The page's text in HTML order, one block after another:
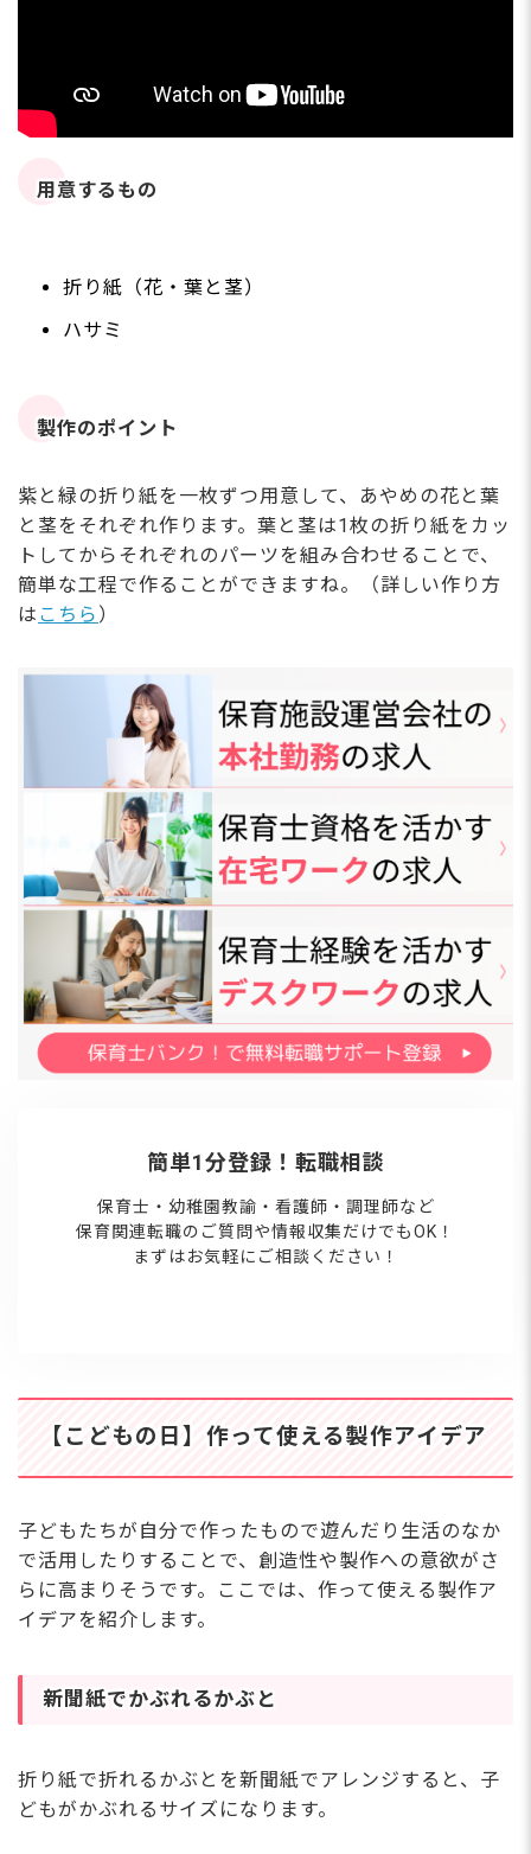
用意するもの
折り紙（花・葉と茎）
ハサミ
製作のポイント
紫と緑の折り紙を一枚ずつ用意して、あやめの花と葉
と茎をそれぞれ作ります。葉と茎は1枚の折り紙をカッ
トしてからそれぞれのパーツを組み合わせることで、
簡単な工程で作ることができますね。（詳しい作り方
は こちら ）
簡単1分登録！転職相談
保育士・幼稚園教諭・看護師・調理師など
保育関連転職のご質問や情報収集だけでもOK！
まずはお気軽にご相談ください！
【こどもの日】作って使える製作アイデア
子どもたちが自分で作ったもので遊んだり生活のなか
で活用したりすることで、創造性や製作への意欲がさ
らに高まりそうです。ここでは、作って使える製作ア
イデアを紹介します。
新聞紙でかぶれるかぶと
折り紙で折れるかぶとを新聞紙でアレンジすると、子
どもがかぶれるサイズになります。